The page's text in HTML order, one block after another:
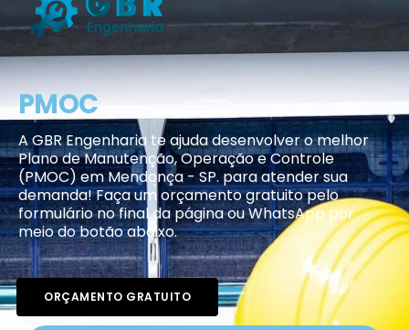
PMOC
A GBR Engenharia te ajuda desenvolver o melhor
Plano de Manutenção, Operação e Controle
(PMOC) em Mendonça - SP. para atender sua
demanda! Faça um orçamento gratuito pelo
formulário no final da página ou WhatsApp por
meio do botão abaixo.
ORÇAMENTO GRATUITO